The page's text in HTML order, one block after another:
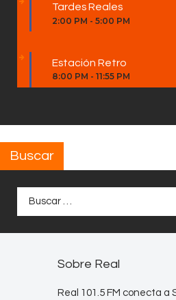
Tardes Reales
2:00 PM - 5:00 PM
Estación Retro
8:00 PM - 11:55 PM
Buscar
Sobre Real
Real 101.5 FM conecta a